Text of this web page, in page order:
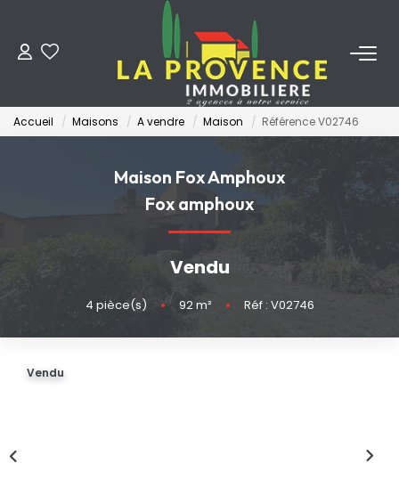
ACHETER
LOUER
ESTIMER
FAIRE GÉRER
NOS AGENCES
Accueil Maisons A vendre Maison Référence V02746
Maison Fox Amphoux
Fox amphoux
Vendu
4 pièce(s) • 92m² • Réf : V02746
Vendu